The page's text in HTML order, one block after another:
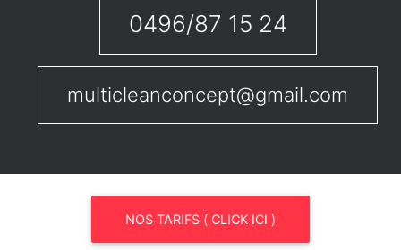
0496/87 15 24
multicleanconcept@gmail.com
NOS TARIFS ( CLICK ICI )